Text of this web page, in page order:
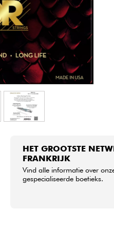
Bekijk onze
HET GROOTSTE
FRANKRIJK
Vind alle informatie over
gespecialiseerde boetieks.